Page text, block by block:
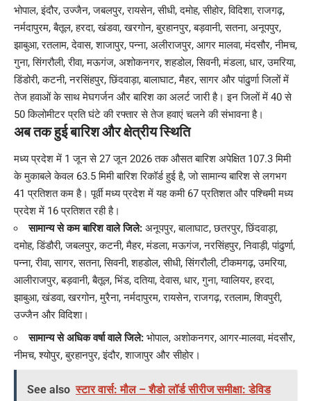
भोपाल, इंदौर, उज्जैन, जबलपुर, रायसेन, सीधी, दमोह, सीहोर, विदिशा, राजगढ़,
नर्मदापुरम, बैतूल, हरदा, खंडवा, खरगोन, बुरहानपुर, बड़वानी, सतना, अनूपपुर,
झाबुआ, रतलाम, देवास, शाजापुर, पन्ना, अलीराजपुर, आगर मालवा, मंदसौर, नीमच,
गुना, सिंगरौली, रीवा, मऊगंज, अशोकनगर, शहडोल, सिवनी, मंडला, धार, उमरिया,
डिंडोरी, कटनी, नरसिंहपुर, छिंदवाड़ा, बालाघाट, मैहर, सागर और पांढुर्णा जिलों में
तेज हवाओं के साथ मेघगर्जन और बारिश का अलर्ट जारी है। इन जिलों में 40 से
50 किलोमीटर प्रति घंटे की रफ्तार से तेज हवाएं चलने की संभावना है।
अब तक हुई बारिश और क्षेत्रीय स्थिति
मध्य प्रदेश में 1 जून से 27 जून 2026 तक औसत बारिश अपेक्षित 107.3 मिमी
के मुकाबले केवल 63.5 मिमी बारिश रिकॉर्ड हुई है, जो सामान्य बारिश से लगभग
41 प्रतिशत कम है। पूर्वी मध्य प्रदेश में यह कमी 67 प्रतिशत और पश्चिमी मध्य
प्रदेश में 16 प्रतिशत रही है।
सामान्य से कम बारिश वाले जिले: अनूपपुर, बालाघाट, छतरपुर, छिंदवाड़ा,
दमोह, डिंडौरी, जबलपुर, कटनी, मैहर, मंडला, मऊगंज, नरसिंहपुर, निवाड़ी, पांढुर्णा,
पन्ना, रीवा, सागर, सतना, सिवनी, शहडोल, सीधी, सिंगरौली, टीकमगढ़, उमरिया,
आलीराजपुर, बड़वानी, बैतूल, भिंड, दतिया, देवास, धार, गुना, ग्वालियर, हरदा,
झाबुआ, खंडवा, खरगोन, मुरैना, नर्मदापुरम, रायसेन, राजगढ़, रतलाम, शिवपुरी,
उज्जैन और विदिशा।
सामान्य से अधिक वर्षा वाले जिले: भोपाल, अशोकनगर, आगर-मालवा, मंदसौर,
नीमच, श्योपुर, बुरहानपुर, इंदौर, शाजापुर और सीहोर।
See also स्टार वार्स: मौल – शैडो लॉर्ड सीरीज समीक्षा: डेविड